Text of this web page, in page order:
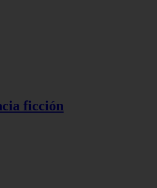
ficción